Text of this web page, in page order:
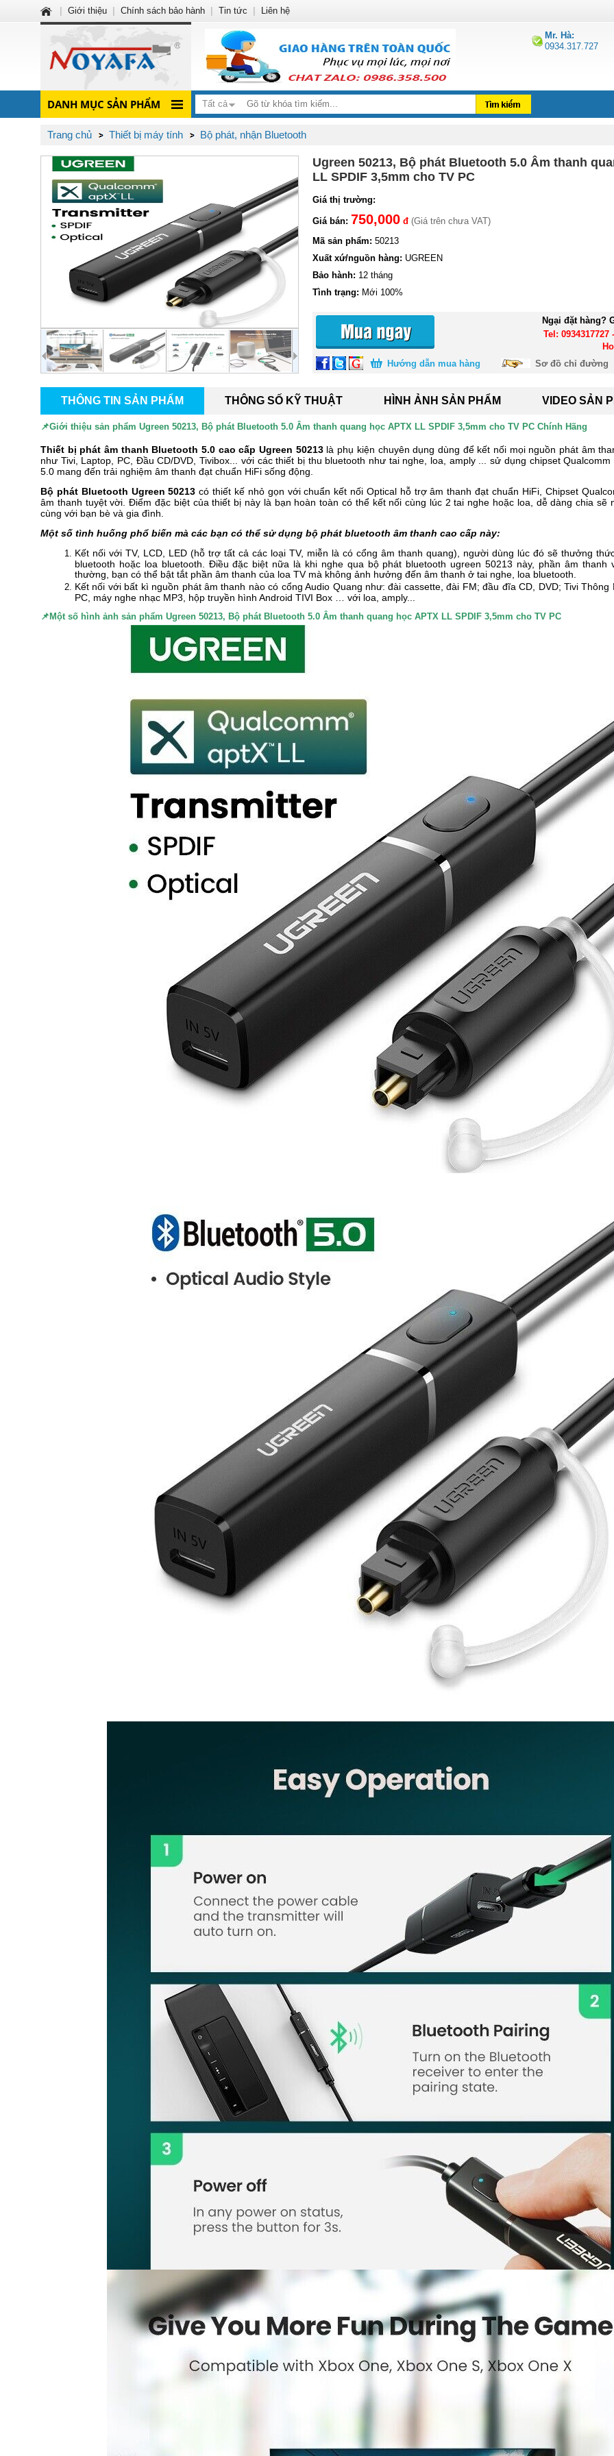
Mr. Hà:
0934.317.727
DANH MỤC SẢN PHẨM Tất cả
Trang chủ Thiết bị máy tính Bộ phát, nhận Bluetooth
Ugreen 50213, Bộ phát Bluetooth 5.0 Âm thanh
LL SPDIF 3,5mm cho TV PC
Giá thị trường:
Giá bán: 750,000 đ (Giá trên chưa VAT)
Mã sản phẩm: 50213
Xuất xứ/nguồn hàng: UGREEN
Bảo hành: 12 tháng
Tình trạng: Mới 100%
Ngại đặt hàng?
Tel: 0934317727
Hướng dẫn mua hàng
Sơ đồ chỉ đường
THÔNG TIN SẢN PHẨM THÔNG SỐ KỸ THUẬT HÌNH ẢNH SẢN PHẨM VIDEO SẢN
📌Giới thiệu sản phẩm Ugreen 50213, Bộ phát Bluetooth 5.0 Âm thanh quang học APTX LL SPDIF 3,5mm cho TV PC Chính Hãng
Thiết bị phát âm thanh Bluetooth 5.0 cao cấp Ugreen 50213là phụ kiện chuyên dụng dùng để kết nối mọi nguồn phát âm
như Tivi, Laptop, PC, Đầu CD/DVD, Tivibox... với các thiết bị thu bluetooth như tai nghe, loa, amply ... sử dụng chipset Qualcomm
5.0 mang đến trải nghiệm âm thanh đạt chuẩn HiFi sống động.
Bộ phát Bluetooth Ugreen 50213 có thiết kế nhỏ gọn với chuẩn kết nối Optical hỗ trợ âm thanh đạt chuẩn HiFi, Chipset
âm thanh tuyệt vời. Điểm đặc biệt của thiết bị này là bạn hoàn toàn có thể kết nối cùng lúc 2 tai nghe hoặc loa, dễ dàng chia sẽ
cùng với bạn bè và gia đình.
Một số tình huống phổ biến mà các bạn có thể sử dụng bộ phát bluetooth âm thanh cao cấp này:
Kết nối với TV, LCD, LED (hỗ trợ tất cả các loại TV, miễn là có cổng âm thanh quang), người dùng lúc đó sẽ thưởng
bluetooth hoặc loa bluetooth. Điều đặc biệt nữa là khi nghe qua bộ phát bluetooth ugreen 50213 này, phần âm thanh
thường, bạn có thể bật tắt phần âm thanh của loa TV mà không ảnh hưởng đến âm thanh ở tai nghe, loa bluetooth.
Kết nối với bất kì nguồn phát âm thanh nào có cổng Audio Quang như: đài cassette, đài FM; đầu đĩa CD, DVD; Tivi
PC, máy nghe nhạc MP3, hộp truyền hình Android TIVI Box … với loa, amply...
📌Một số hình ảnh sản phẩm Ugreen 50213, Bộ phát Bluetooth 5.0 Âm thanh quang học APTX LL SPDIF 3,5mm cho TV PC
Giới thiệu Chính sách bảo hành Tin tức Liên hệ